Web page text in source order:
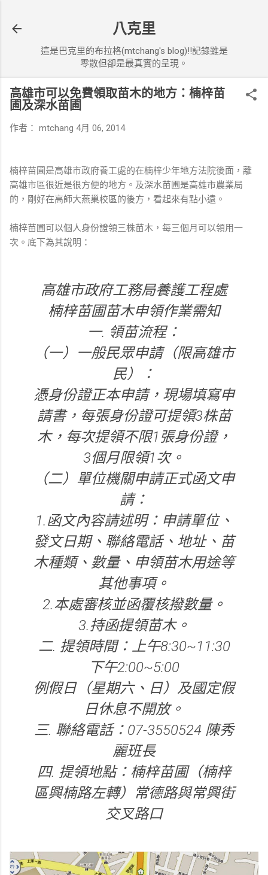
八克里
這是巴克里的布拉格(mtchang's blog)!!記錄雖是
零散但卻是最真實的呈現。
高雄市可以免費領取苗木的地方：楠梓苗
圃及深水苗圃
作者： mtchang 4月 06, 2014
楠梓苗圃是高雄市政府養工處的在楠梓少年地方法院後面，離
高雄市區很近是很方便的地方。及深水苗圃是高雄市農業局
的，剛好在高師大燕巢校區的後方，看起來有點小遠。
楠梓苗圃可以個人身份證領三株苗木，每三個月可以領用一
次。底下為其說明：
高雄市政府工務局養護工程處
楠梓苗圃苗木申領作業需知
一. 領苗流程：
（一）一般民眾申請（限高雄市
民）：
憑身份證正本申請，現場填寫申
請書，每張身份證可提領3株苗
木，每次提領不限1張身份證，
3個月限領1次。
（二）單位機關申請正式函文申
請：
1.函文內容請述明：申請單位、
發文日期、聯絡電話、地址、苗
木種類、數量、申領苗木用途等
其他事項。
2.本處審核並函覆核撥數量。
3.持函提領苗木。
二. 提領時間：上午8:30~11:30
下午2:00~5:00
例假日（星期六、日）及國定假
日休息不開放。
三. 聯絡電話：07-3550524 陳秀
麗班長
四. 提領地點：楠梓苗圃（楠梓
區興楠路左轉）常德路與常興街
交叉路口